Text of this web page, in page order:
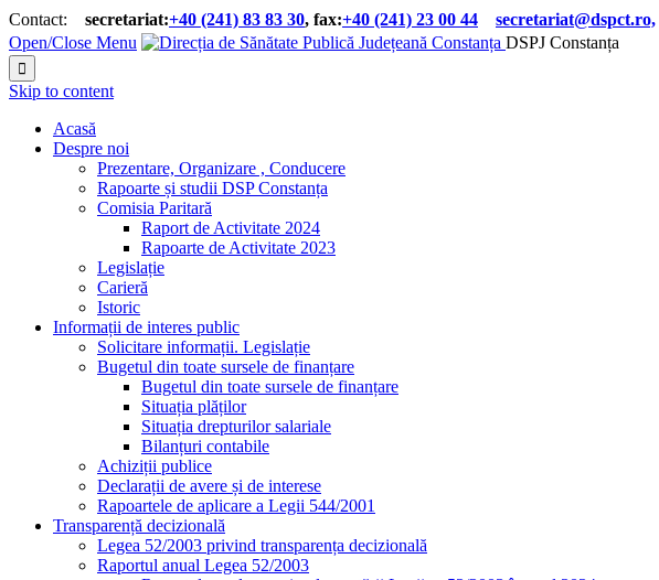
Contact: secretariat:+40 (241) 83 83 30, fax:+40 (241) 23 00 44 secretariat@dspct.ro,
Open/Close Menu
DSPJ Constanța

Skip to content
Acasă
Despre noi
Prezentare, Organizare , Conducere
Rapoarte și studii DSP Constanța
Comisia Paritară
Raport de Activitate 2024
Rapoarte de Activitate 2023
Legislație
Carieră
Istoric
Informații de interes public
Solicitare informații. Legislație
Bugetul din toate sursele de finanțare
Bugetul din toate sursele de finanțare
Situația plăților
Situația drepturilor salariale
Bilanțuri contabile
Achiziții publice
Declarații de avere și de interese
Rapoartele de aplicare a Legii 544/2001
Transparență decizională
Legea 52/2003 privind transparența decizională
Raportul anual Legea 52/2003